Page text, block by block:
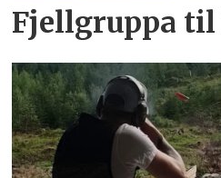
Fjellgruppa